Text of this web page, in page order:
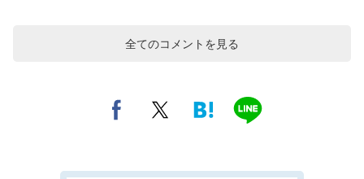
全てのコメントを見る